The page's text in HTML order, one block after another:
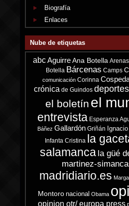
Biografía
Enlaces
Nube de etiquetas
abcAguirre Ana Botella Arenas
Botella Bárcenas Camps
comunicación Corinna
crónica de Guindos
el boletín el
entrevista Esperanza
Báñez Gallardón Griñán
Infanta Cristina la
salamanca la güé
martinez-
madridiario.es
Montoro nacional Obama
opinion otr/ europa press